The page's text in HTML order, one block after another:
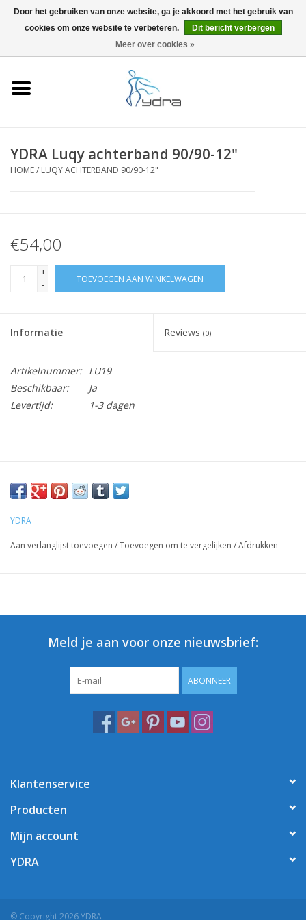
0 Artikelen - €0,00
YDRA Luqy achterband 90/90-12"
HOME/ LUQY ACHTERBAND 90/90-12"
€54,00
+
-
TOEVOEGEN AAN WINKELWAGEN
Informatie Reviews (0)
Artikelnummer: LU19
Beschikbaar:
Ja
Levertijd:
1-3 dagen
YDRA
Aan verlanglijst toevoegen /Toevoegen om te vergelijken /Afdrukken
Meld je aan voor onze nieuwsbrief:
ABONNEER
Klantenservice
Producten
Mijn account
YDRA
© Copyright 2026 YDRA
Door het gebruiken van onze website, ga je akkoord met het gebruik van
cookies om onze website te verbeteren.
Dit bericht verbergen
Meer over cookies »